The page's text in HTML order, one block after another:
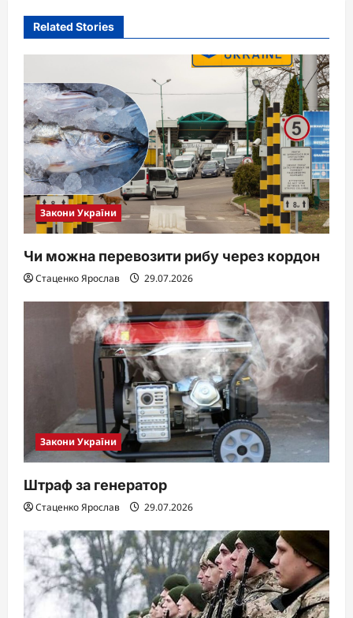
Related Stories
Закони України
Чи можна перевозити рибу через кордон
Стаценко Ярослав 29.07.2026
Закони України
Штраф за генератор
Стаценко Ярослав 29.07.2026